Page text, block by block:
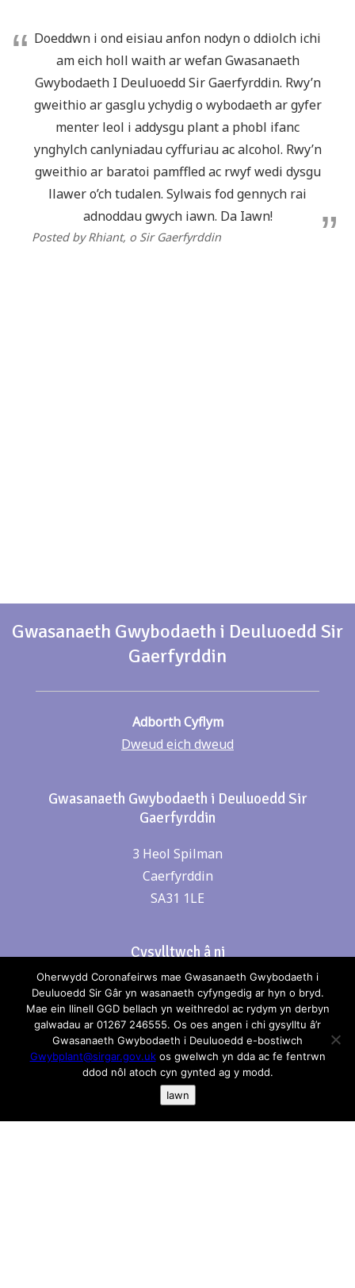
Doeddwn i ond eisiau anfon nodyn o ddiolch ichi
am eich holl waith ar wefan Gwasanaeth
Gwybodaeth I Deuluoedd Sir Gaerfyrddin. Rwy’n
gweithio ar gasglu ychydig o wybodaeth ar gyfer
menter leol i addysgu plant a phobl ifanc
ynghylch canlyniadau cyffuriau ac alcohol. Rwy’n
gweithio ar baratoi pamffled ac rwyf wedi dysgu
llawer o’ch tudalen. Sylwais fod gennych rai
adnoddau gwych iawn. Da Iawn!
Posted by Rhiant, o Sir Gaerfyrddin
Gwasanaeth Gwybodaeth i Deuluoedd Sir
Gaerfyrddin
Adborth Cyflym
Dweud eich dweud
Gwasanaeth Gwybodaeth i Deuluoedd Sir
Gaerfyrddin
3 Heol Spilman
Caerfyrddin
SA31 1LE
Cysylltwch â ni
Rhif Ffon: 01267 246555
e-bost: gwybplant@sirgar.gov.uk
Os oes unrhyw beth yn anghywir neu allan o ddyddiad
Oherwydd Coronafeirws mae Gwasanaeth Gwybodaeth i
Deuluoedd Sir Gâr yn wasanaeth cyfyngedig ar hyn o bryd.
Mae ein llinell GGD bellach yn weithredol ac rydym yn derbyn
galwadau ar 01267 246555. Os oes angen i chi gysylltu â’r
Gwasanaeth Gwybodaeth i Deuluoedd e-bostiwch
Gwybplant@sirgar.gov.ukos gwelwch yn dda ac fe fentrwn
ddod nôl atoch cyn gynted ag y modd.
Iawn